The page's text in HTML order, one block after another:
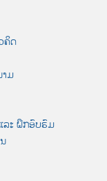
ຄິດ
ມ
ລະ ຝຶກອົບຮົມ